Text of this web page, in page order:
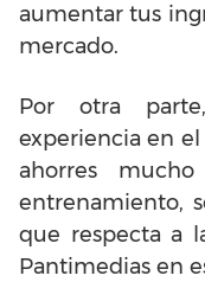
aumentar tus
Por otra
experiencia en
ahorres
entrenamiento,
que respecta a
Pantimedias en